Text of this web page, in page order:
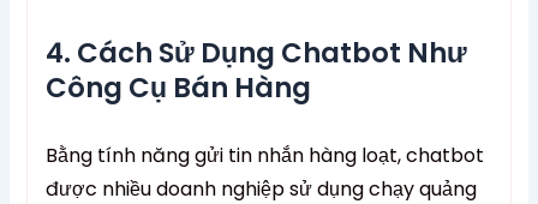
4. Cách Sử Dụng Chatbot Như
Công Cụ Bán Hàng
Bằng tính năng gửi tin nhắn hàng loạt, chatbot
được nhiều doanh nghiệp sử dụng chạy quảng